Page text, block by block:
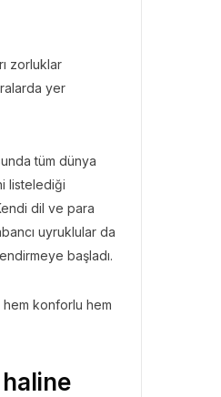
zorluklar
yer
tüm dünya
listelediği
dil ve para
uyruklular da
başladı.
hem konforlu hem